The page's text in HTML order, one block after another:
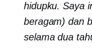
hidupku. Saya
beragam) dan
selama dua